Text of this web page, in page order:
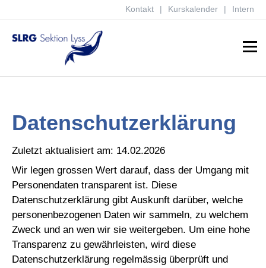
Intern
Kurskalender
Kontakt
Menu
Datenschutzerklärung
Zuletzt aktualisiert am: 14.02.2026
Wir legen grossen Wert darauf, dass der Umgang mit
Personendaten transparent ist. Diese
Datenschutzerklärung gibt Auskunft darüber, welche
personenbezogenen Daten wir sammeln, zu welchem
Zweck und an wen wir sie weitergeben. Um eine hohe
Transparenz zu gewährleisten, wird diese
Datenschutzerklärung regelmässig überprüft und